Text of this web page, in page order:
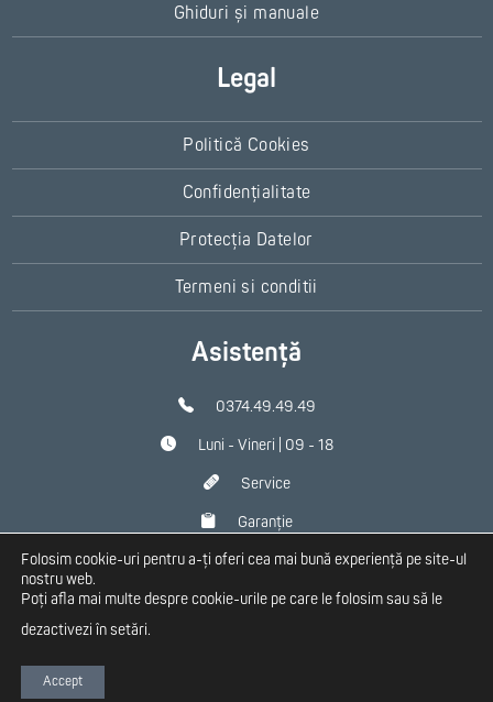
Ghiduri și manuale
Legal
Politică Cookies
Confidențialitate
Protecția Datelor
Termeni si conditii
Asistență
0374.49.49.49
Luni - Vineri | 09 - 18
Service
Garanție
Contact
Folosim cookie-uri pentru a-ți oferi cea mai bună experiență pe site-ul
nostru web.
Poți afla mai multe despre cookie-urile pe care le folosim sau să le
dezactivezi însetări.
Accept